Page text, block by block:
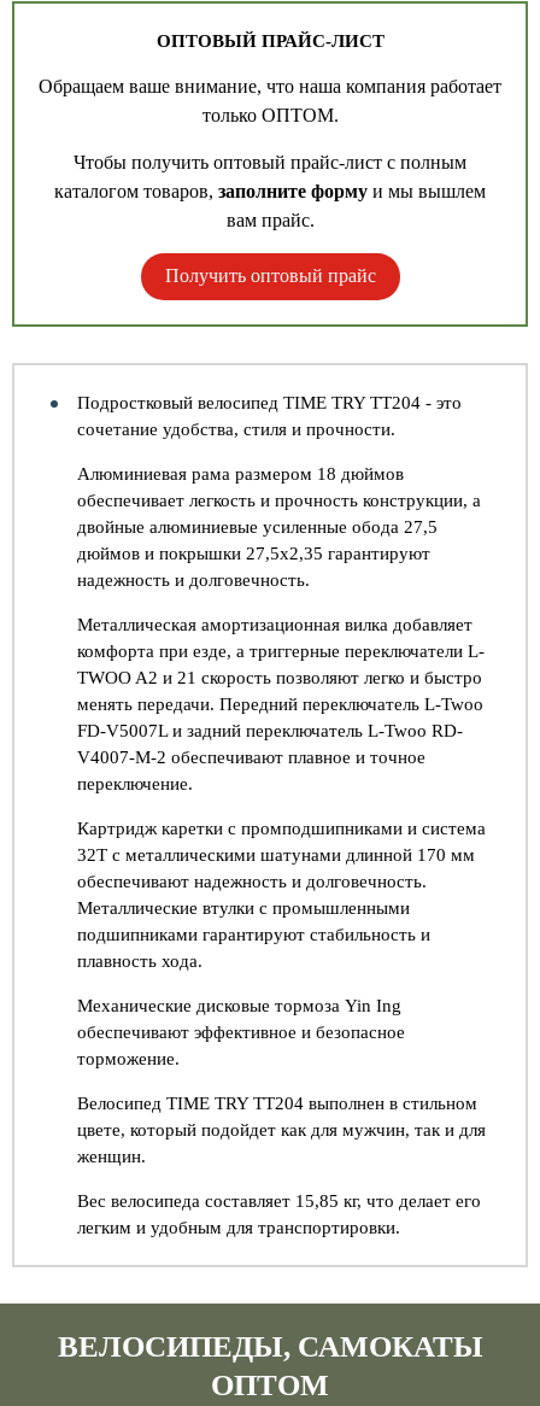
ОПТОВЫЙ ПРАЙС-ЛИСТ
Обращаем ваше внимание, что наша компания работает
только ОПТОМ.
Чтобы получить оптовый прайс-лист с полным
каталогом товаров, заполните форму и мы вышлем
вам прайс.
Получить оптовый прайс
Подростковый велосипед TIME TRY TT204 - это
сочетание удобства, стиля и прочности.
Алюминиевая рама размером 18 дюймов
обеспечивает легкость и прочность конструкции, а
двойные алюминиевые усиленные обода 27,5
дюймов и покрышки 27,5х2,35 гарантируют
надежность и долговечность.
Металлическая амортизационная вилка добавляет
комфорта при езде, а триггерные переключатели L-
TWOO A2 и 21 скорость позволяют легко и быстро
менять передачи. Передний переключатель L-Twoo
FD-V5007L и задний переключатель L-Twoo RD-
V4007-M-2 обеспечивают плавное и точное
переключение.
Картридж каретки с промподшипниками и система
32T с металлическими шатунами длинной 170 мм
обеспечивают надежность и долговечность.
Металлические втулки с промышленными
подшипниками гарантируют стабильность и
плавность хода.
Механические дисковые тормоза Yin Ing
обеспечивают эффективное и безопасное
торможение.
Велосипед TIME TRY TT204 выполнен в стильном
цвете, который подойдет как для мужчин, так и для
женщин.
Вес велосипеда составляет 15,85 кг, что делает его
легким и удобным для транспортировки.
ВЕЛОСИПЕДЫ, САМОКАТЫ
ОПТОМ